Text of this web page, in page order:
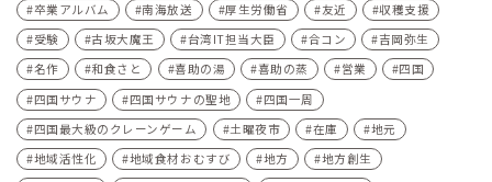
卒業アルバム
南海放送 厚生労働省 友近
収穫支援
受験
古坂大魔王 台湾IT担当大臣 合コン
吉岡弥生
名作
和食さと 喜助の湯 喜助の蒸 営業
四国
四国サウナ
四国サウナの聖地
四国一周
四国最大級のクレーンゲーム
土曜夜市 在庫
地元
地域活性化
地域食材おむすび 地方
地方創生